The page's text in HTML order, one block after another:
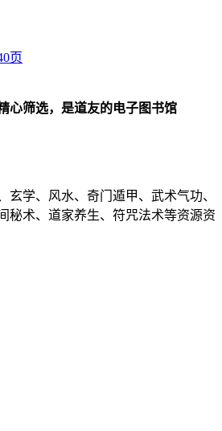
页
心筛选，是道友的电子图书馆
玄学、风水、奇门遁甲、武术气功、
秘术、道家养生、符咒法术等资源资